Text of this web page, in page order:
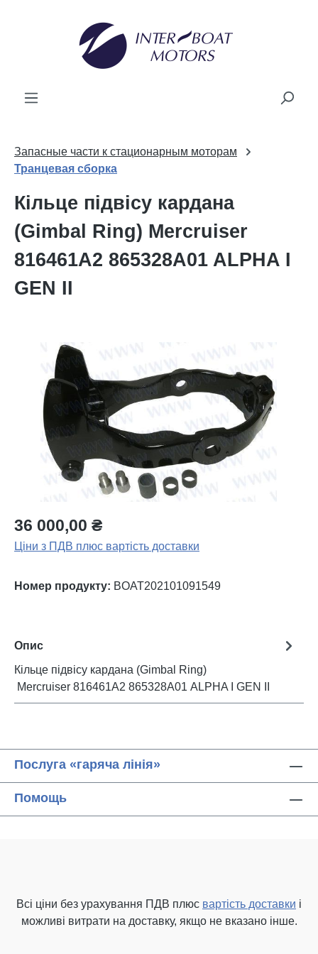
Запасные части к стационарным моторам
Транцевая сборка
Кільце підвісу кардана
(Gimbal Ring) Mercruiser
816461A2 865328A01 ALPHA I
GEN II
Пропустити галерею зображень
36 000,00 ₴
Ціни з ПДВ плюс вартість доставки
Номер продукту: BOAT202101091549
Опис
Кільце підвісу кардана (Gimbal Ring)
Mercruiser 816461A2 865328A01 ALPHA I GEN II
Послуга «гаряча лінія»
Помощь
Всі ціни без урахування ПДВ плюс вартість доставки і
можливі витрати на доставку, якщо не вказано інше.